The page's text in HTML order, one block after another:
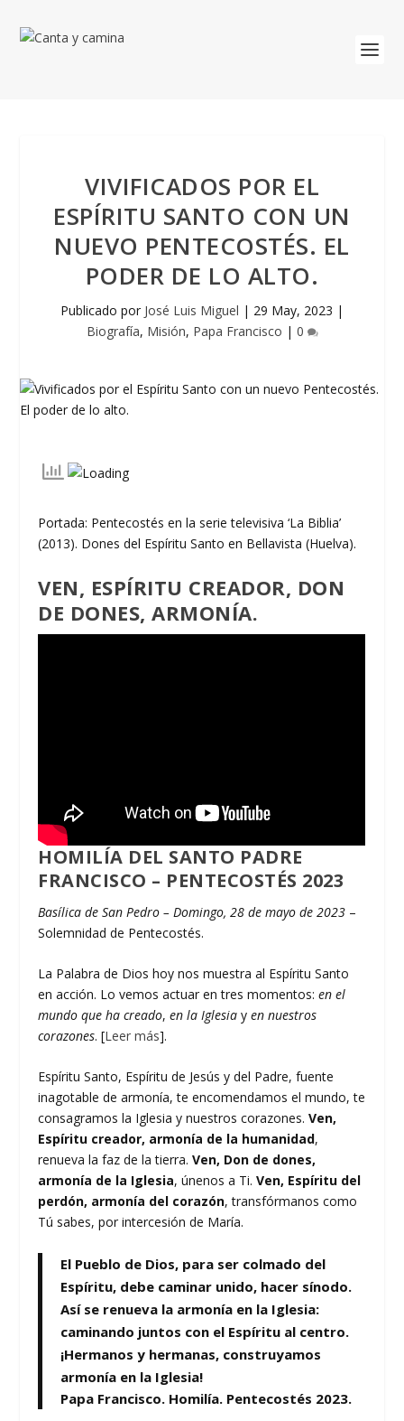
VIVIFICADOS POR EL
ESPÍRITU SANTO CON UN
NUEVO PENTECOSTÉS. EL
PODER DE LO ALTO.
Publicado por José Luis Miguel | 29 May, 2023 |
Biografía, Misión, Papa Francisco | 0
Portada: Pentecostés en la serie televisiva ‘La Biblia’
(2013). Dones del Espíritu Santo en Bellavista (Huelva).
VEN, ESPÍRITU CREADOR, DON
DE DONES, ARMONÍA.
HOMILÍA DEL SANTO PADRE
FRANCISCO – PENTECOSTÉS 2023
Basílica de San Pedro – Domingo, 28 de mayo de 2023 –
Solemnidad de Pentecostés.
La Palabra de Dios hoy nos muestra al Espíritu Santo
en acción. Lo vemos actuar en tres momentos:en el
mundo que ha creado,en la Iglesia yen nuestros
corazones. [Leer más].
Espíritu Santo, Espíritu de Jesús y del Padre, fuente
inagotable de armonía, te encomendamos el mundo, te
consagramos la Iglesia y nuestros corazones.Ven,
Espíritu creador, armonía de la humanidad,
renueva la faz de la tierra.Ven, Don de dones,
armonía de la Iglesia, únenos a Ti.Ven, Espíritu del
perdón, armonía del corazón, transfórmanos como
Tú sabes, por intercesión de María.
El Pueblo de Dios, para ser colmado del
Espíritu, debe caminar unido, hacer sínodo.
Así se renueva la armonía en la Iglesia:
caminando juntos con el Espíritu al centro.
¡Hermanos y hermanas, construyamos
armonía en la Iglesia!
Papa Francisco. Homilía. Pentecostés 2023.